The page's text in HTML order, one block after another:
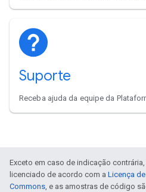
Suporte
Receba ajuda da equipe da
Exceto em caso de indicação
licenciado de acordo com a Licença
Commons, e as amostras de código